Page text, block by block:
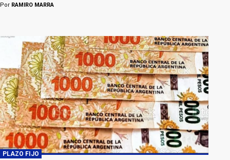
Por RAMIRO MARRA
PLAZO FIJO